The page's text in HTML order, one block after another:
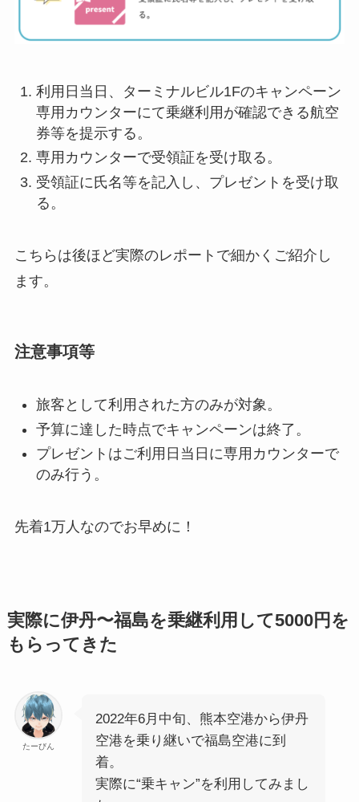
利用日当日、ターミナルビル1Fのキャンペーン
専用カウンターにて乗継利用が確認できる航空
券等を提示する。
専用カウンターで受領証を受け取る。
受領証に氏名等を記入し、プレゼントを受け取
る。
こちらは後ほど実際のレポートで細かくご紹介し
ます。
注意事項等
旅客として利用された方のみが対象。
予算に達した時点でキャンペーンは終了。
プレゼントはご利用日当日に専用カウンターで
のみ行う。
先着1万人なのでお早めに！
実際に伊丹〜福島を乗継利用して5000円を
もらってきた
たーびん
2022年6月中旬、熊本空港から伊丹
空港を乗り継いで福島空港に到
着。
実際に“乗キャン”を利用してみまし